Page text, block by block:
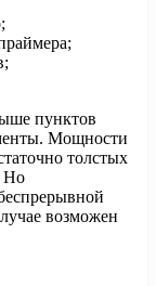
пунктов
Мощности
толстых
Но
возможен